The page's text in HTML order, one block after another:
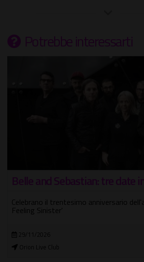
Potrebbe interessarti
Belle and Sebastian: tre date
Celebrano il trentesimo anniversario
Feeling Sinister'
29/11/2026
Orion Live Club